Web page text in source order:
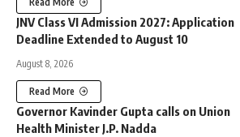
JNV Class VI Admission 2027: Application
Deadline Extended to August 10
August 8, 2026
Read More
Governor Kavinder Gupta calls on Union
Health Minister J.P. Nadda